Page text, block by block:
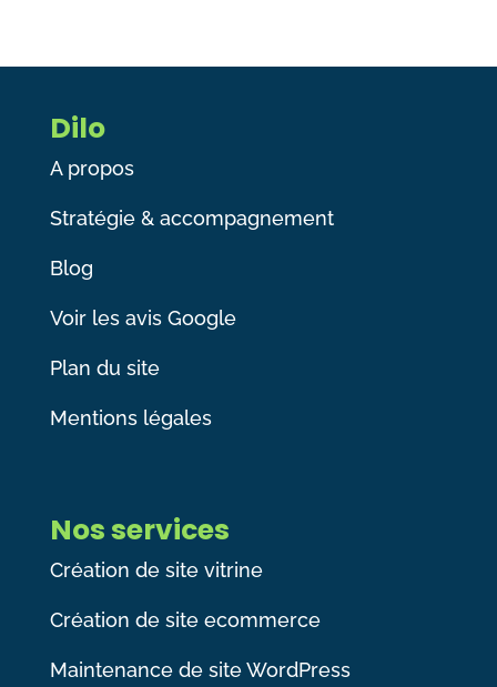
Dilo
A propos
Stratégie & accompagnement
Blog
Voir les avis Google
Plan du site
Mentions légales
Nos services
Création de site vitrine
Création de site ecommerce
Maintenance de site WordPress